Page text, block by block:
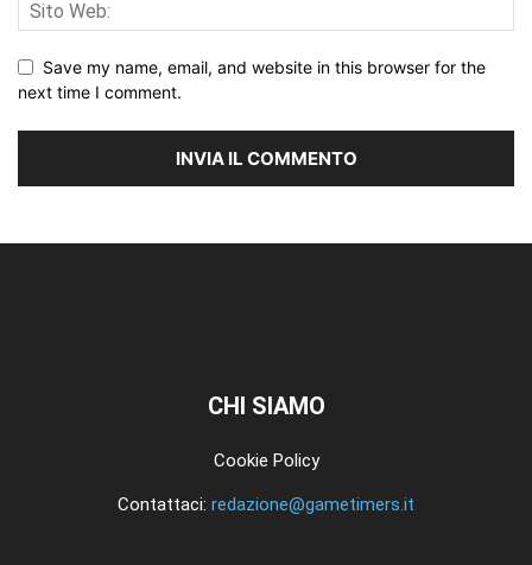
Save my name, email, and website in this browser for the
next time I comment.
CHI SIAMO
Cookie Policy
Contattaci: redazione@gametimers.it